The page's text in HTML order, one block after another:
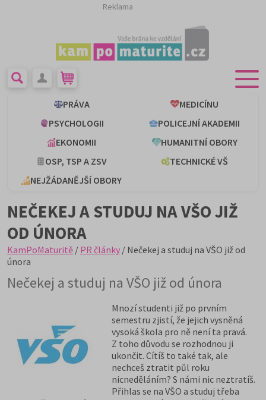
Reklama
PRÁVA
MEDICÍNU
PSYCHOLOGII
POLICEJNÍ AKADEMII
EKONOMII
HUMANITNÍ OBORY
OSP, TSP A ZSV
TECHNICKÉ VŠ
NEJŽÁDANĚJŠÍ OBORY
NEČEKEJ A STUDUJ NA VŠO JIŽ
OD ÚNORA
KamPoMaturitě / PR články / Nečekej a studuj na VŠO již od
února
Nečekej a studuj na VŠO již od února
Mnozí studenti již po prvním
semestru zjistí, že jejich vysněná
vysoká škola pro ně není ta pravá.
Z toho důvodu se rozhodnou ji
ukončit. Cítíš to také tak, ale
nechceš ztratit půl roku
nicneděláním? S námi nic neztratíš.
Přihlas se na VŠO a studuj třeba